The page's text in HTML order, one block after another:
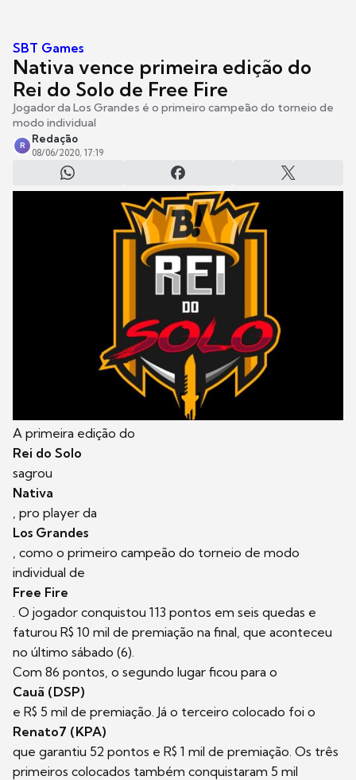
SBT Games
Nativa vence primeira edição do
Rei do Solo de Free Fire
Jogador da Los Grandes é o primeiro campeão do torneio de
modo individual
R
Redação
08/06/2020, 17:19
A primeira edição do
Rei do Solo
sagrou
Nativa
, pro player da
Los Grandes
, como o primeiro campeão do torneio de modo
individual de
Free Fire
. O jogador conquistou 113 pontos em seis quedas e
faturou R$ 10 mil de premiação na final, que aconteceu
no último sábado (6).
Com 86 pontos, o segundo lugar ficou para o
Cauã (DSP)
e R$ 5 mil de premiação. Já o terceiro colocado foi o
Renato7 (KPA)
que garantiu 52 pontos e R$ 1 mil de premiação. Os três
primeiros colocados também conquistaram 5 mil